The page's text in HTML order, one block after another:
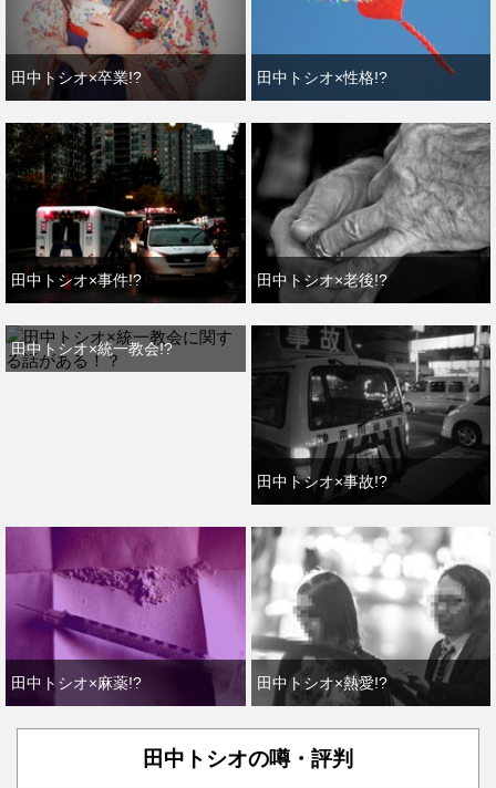
田中トシオ×卒業!? 田中トシオ×性格!?
田中トシオ×事件!? 田中トシオ×老後!?
田中トシオ×統一教会!?
田中トシオ×事故!?
田中トシオ×麻薬!? 田中トシオ×熱愛!?
田中トシオの噂・評判